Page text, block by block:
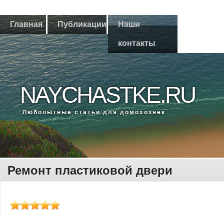
Главная Публикации Наши
контакты
NAYCHASTKE.RU
Любοпытные статьи для домοхозяек
Ремонт пластиковой двери